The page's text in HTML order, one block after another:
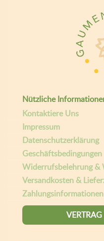
Nützliche
Kontaktiere Uns
Impressum
Datenschutzerklärung
Geschäftsbedingungen
Widerrufsbelehrung
Versandkosten &
Zahlungsinformationen